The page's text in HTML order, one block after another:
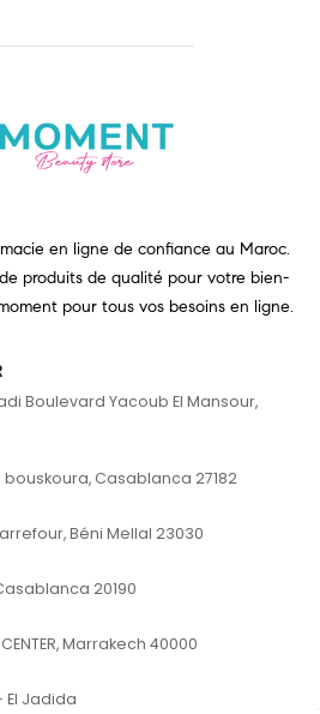
en ligne de confiance au Maroc.
produits de qualité pour votre bien-
pour tous vos besoins en ligne.
Boulevard Yacoub El Mansour,
Casablanca 27182
Béni Mellal 23030
20190
CENTER, Marrakech 40000
El Jadida